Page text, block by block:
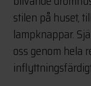
stilen på huset,
lampknappar.
oss genom hela